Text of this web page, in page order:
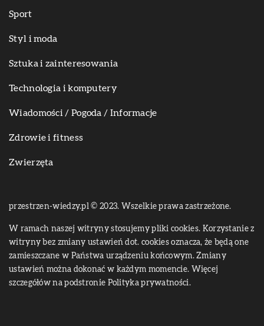
Sport
Styl i moda
Sztuka i zainteresowania
Technologia i komputery
Wiadomości / Pogoda / Informacje
Zdrowie i fitness
Zwierzęta
przestrzen-wiedzy.pl © 2023. Wszelkie prawa zastrzeżone.
W ramach naszej witryny stosujemy pliki cookies. Korzystanie z
witryny bez zmiany ustawień dot. cookies oznacza, że będą one
zamieszczane w Państwa urządzeniu końcowym. Zmiany
ustawień można dokonać w każdym momencie. Więcej
szczegółów na podstronie Polityka prywatności.